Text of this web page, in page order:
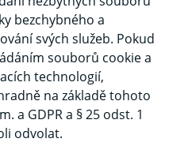
bezchybného a
svých služeb. Pokud
souborů cookie a
technologií,
na základě tohoto
a GDPR a § 25 odst. 1
odvolat.